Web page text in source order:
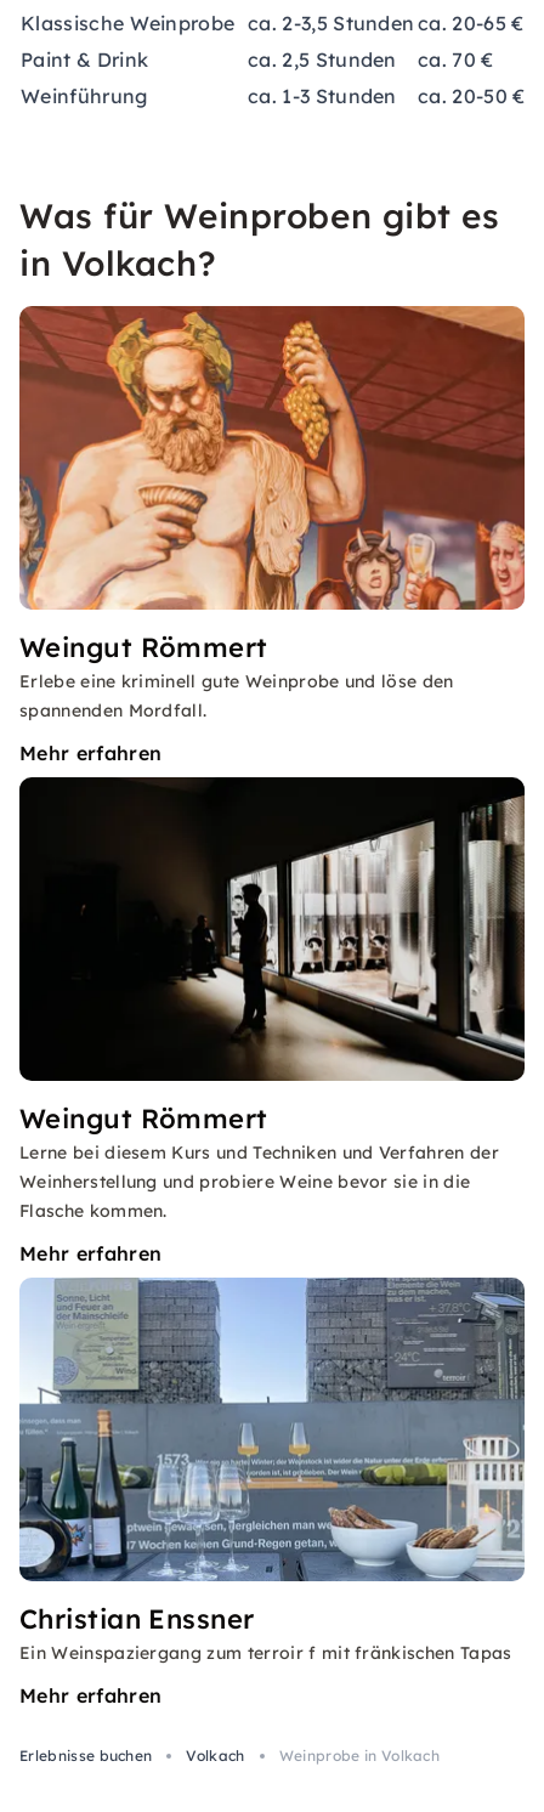
Klassische Weinprobe ca. 2-3,5 Stunden ca. 20-65 €
Paint & Drink
ca. 2,5 Stunden
ca. 70 €
Weinführung
ca. 1-3 Stunden ca. 20-50 €
Was für Weinproben gibt es
in Volkach?
Weingut Römmert
Erlebe eine kriminell gute Weinprobe und löse den
spannenden Mordfall.
Mehr erfahren
Weingut Römmert
Lerne bei diesem Kurs und Techniken und Verfahren der
Weinherstellung und probiere Weine bevor sie in die
Flasche kommen.
Mehr erfahren
Christian Enssner
Ein Weinspaziergang zum terroir f mit fränkischen Tapas
Mehr erfahren
Erlebnisse buchen Volkach Weinprobe in Volkach